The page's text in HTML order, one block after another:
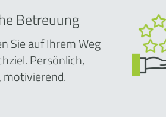
Betreuung
Sie auf Ihrem Weg
Persönlich,